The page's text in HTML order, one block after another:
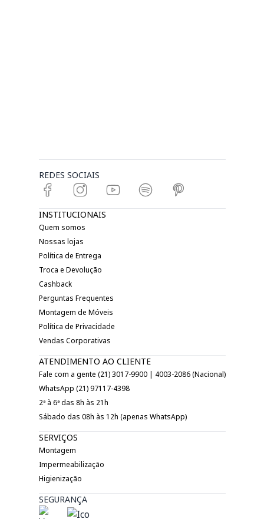
REDES SOCIAIS
INSTITUCIONAIS
Quem somos
Nossas lojas
Política de Entrega
Troca e Devolução
Cashback
Perguntas Frequentes
Montagem de Móveis
Política de Privacidade
Vendas Corporativas
ATENDIMENTO AO CLIENTE
Fale com a gente (21) 3017-9900 | 4003-2086 (Nacional)
WhatsApp (21) 97117-4398
2ª à 6ª das 8h às 21h
Sábado das 08h às 12h (apenas WhatsApp)
SERVIÇOS
Montagem
Impermeabilização
Higienização
SEGURANÇA